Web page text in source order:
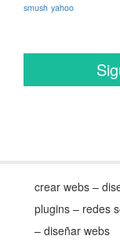
smush yahoo
crear webs –
plugins – redes
– diseñar webs